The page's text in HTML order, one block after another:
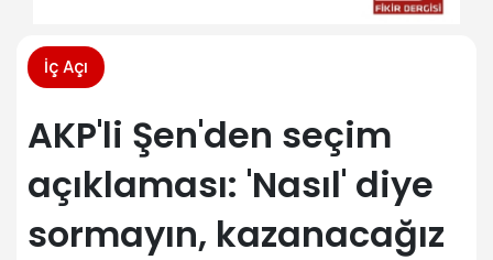
İç Açı
AKP'li Şen'den seçim
açıklaması: 'Nasıl' diye
sormayın, kazanacağız